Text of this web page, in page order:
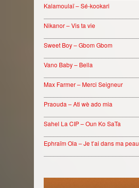
Kalamoulaï – Sé-kookari
Nikanor – Vis ta vie
Sweet Boy – Gbom Gbom
Vano Baby – Bella
Max Farmer – Merci Seigneur
Praouda – Ati wè ado mia
Sahel La CIP – Oun Ko SaTa
Ephraïm Ola – Je t’ai dans ma peau